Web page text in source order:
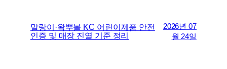
말랑이·왁뿌볼 KC 어린이제품 안전
인증 및 매장 진열 기준 정리
2026년 07
월 24일